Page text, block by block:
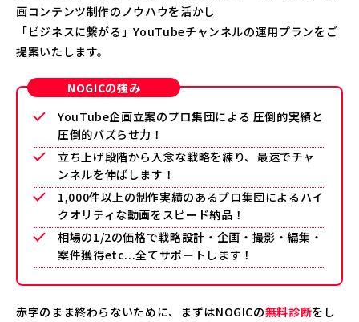
画コンテンツ制作のノウハウを活かし
「ビジネスに繋がる」YouTubeチャンネルの運用プランをご
提案いたします。
NOGICの強み
YouTube企画立案のプロ集団による 圧倒的実績と
圧倒的バズらせ力！
立ち上げ段階から入念な戦略を練り、最速でチャ
ンネルを伸ばします！
1,000件以上の制作実績のあるプロ集団によるハイ
クオリティな動画をスピード納品！
相場の1/2の価格で戦略設計・企画・撮影・編集・
案件獲得etc...全てサポートします！
赤字のまま終わらないために、まずはNOGICの無料診断をし